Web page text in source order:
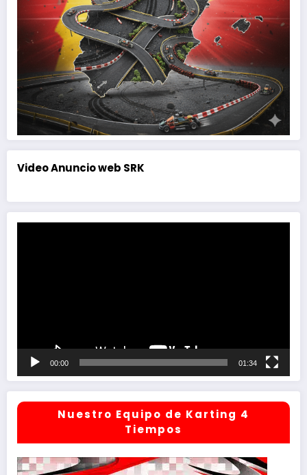
Video Anuncio web SRK
00:00 01:34
Nuestro Equipo de Karting 4
Tiempos